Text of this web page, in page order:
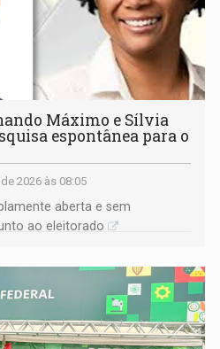
Máximo e Sílvia
espontânea para o
2026 às 08:05
aberta e sem
ao eleitorado